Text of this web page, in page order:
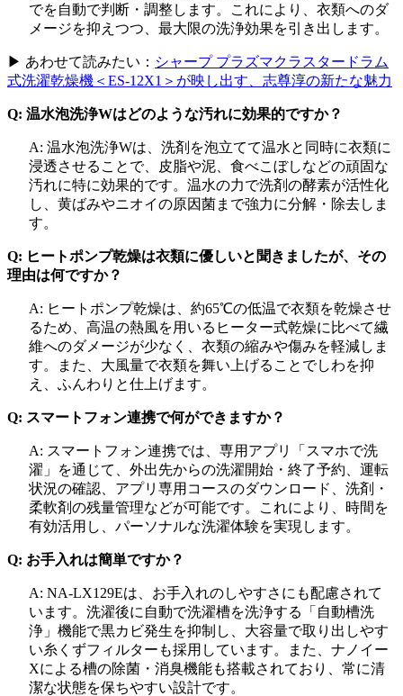
でを自動で判断・調整します。これにより、衣類へのダ
メージを抑えつつ、最大限の洗浄効果を引き出します。
▶ あわせて読みたい： シャープ プラズマクラスタードラム
式洗濯乾燥機＜ES-12X1＞が映し出す、志尊淳の新たな魅力
Q: 温水泡洗浄Wはどのような汚れに効果的ですか？
A: 温水泡洗浄Wは、洗剤を泡立てて温水と同時に衣類に
浸透させることで、皮脂や泥、食べこぼしなどの頑固な
汚れに特に効果的です。温水の力で洗剤の酵素が活性化
し、黄ばみやニオイの原因菌まで強力に分解・除去しま
す。
Q: ヒートポンプ乾燥は衣類に優しいと聞きましたが、その
理由は何ですか？
A: ヒートポンプ乾燥は、約65℃の低温で衣類を乾燥させ
るため、高温の熱風を用いるヒーター式乾燥に比べて繊
維へのダメージが少なく、衣類の縮みや傷みを軽減しま
す。また、大風量で衣類を舞い上げることでしわを抑
え、ふんわりと仕上げます。
Q: スマートフォン連携で何ができますか？
A: スマートフォン連携では、専用アプリ「スマホで洗
濯」を通じて、外出先からの洗濯開始・終了予約、運転
状況の確認、アプリ専用コースのダウンロード、洗剤・
柔軟剤の残量管理などが可能です。これにより、時間を
有効活用し、パーソナルな洗濯体験を実現します。
Q: お手入れは簡単ですか？
A: NA-LX129Eは、お手入れのしやすさにも配慮されて
います。洗濯後に自動で洗濯槽を洗浄する「自動槽洗
浄」機能で黒カビ発生を抑制し、大容量で取り出しやす
い糸くずフィルターも採用しています。また、ナノイー
Xによる槽の除菌・消臭機能も搭載されており、常に清
潔な状態を保ちやすい設計です。